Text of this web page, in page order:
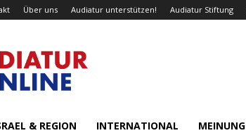
Über uns Audiatur unterstützen! Audiatur Stiftung
& REGION INTERNATIONAL MEINUNG